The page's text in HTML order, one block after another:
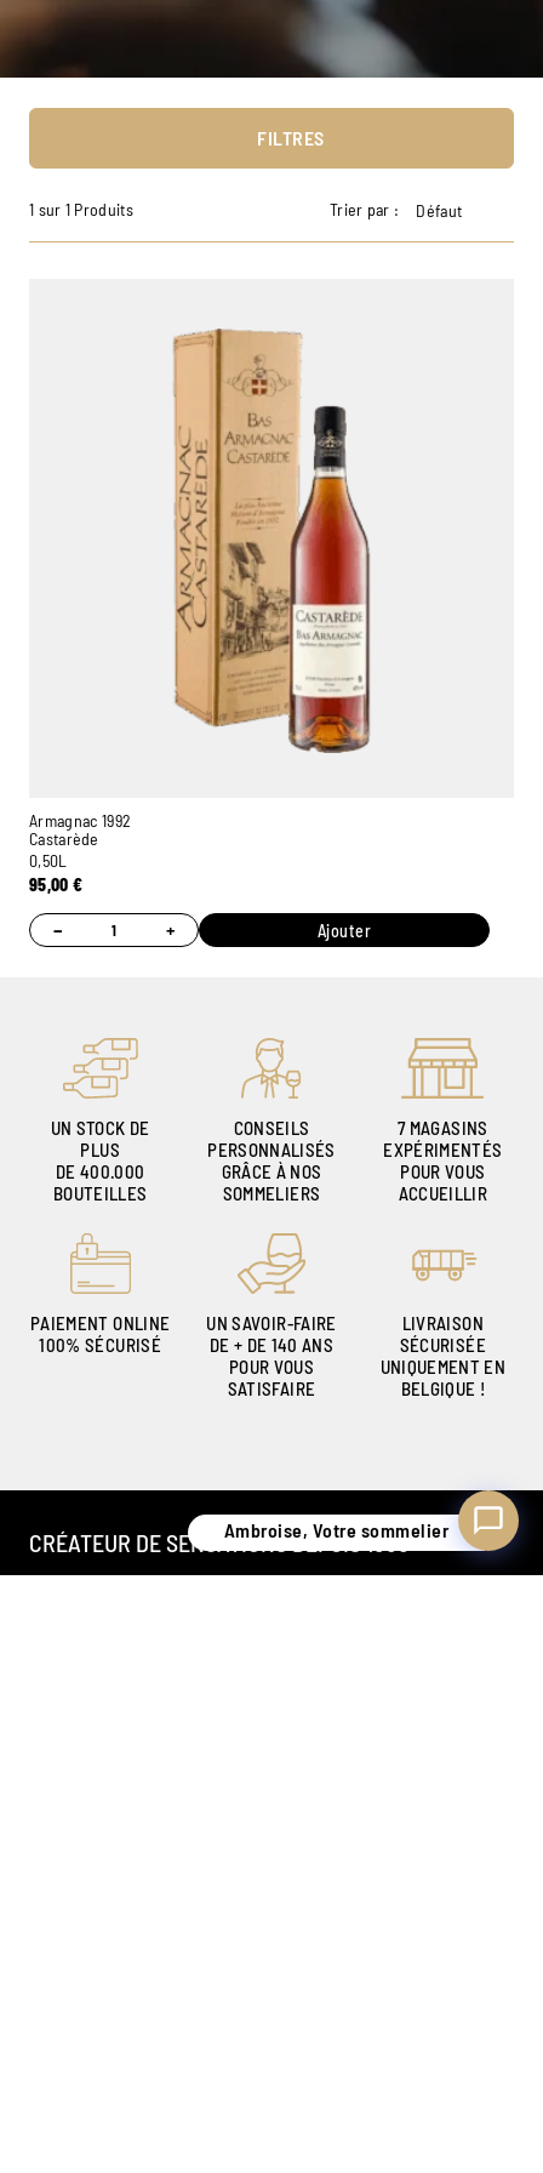
FILTRES
1 sur 1 Produits Trier par : Défaut
Armagnac 1992
Castarède
0,50L
95,00€
− + Ajouter
UN STOCK DE
PLUS
DE 400.000
BOUTEILLES
CONSEILS
PERSONNALISÉS
GRÂCE À NOS
SOMMELIERS
7 MAGASINS
EXPÉRIMENTÉS
POUR VOUS
ACCUEILLIR
PAIEMENT ONLINE
100% SÉCURISÉ
UN SAVOIR-FAIRE
DE + DE 140 ANS
POUR VOUS
SATISFAIRE
LIVRAISON
SÉCURISÉE
UNIQUEMENT EN
BELGIQUE !
CRÉATEUR DE SENSATIONS DEPUIS 1886
Ambroise, Votre sommelier
Ambroise, Votre sommelier
Disponible pour vous conseiller